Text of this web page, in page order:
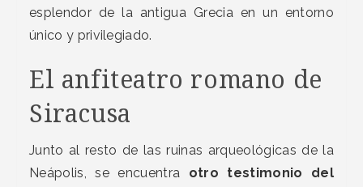
esplendor de la antigua Grecia en un entorno
único y privilegiado.
El anfiteatro romano de
Siracusa
Junto al resto de las ruinas arqueológicas de la
Neápolis, se encuentra otro testimonio del